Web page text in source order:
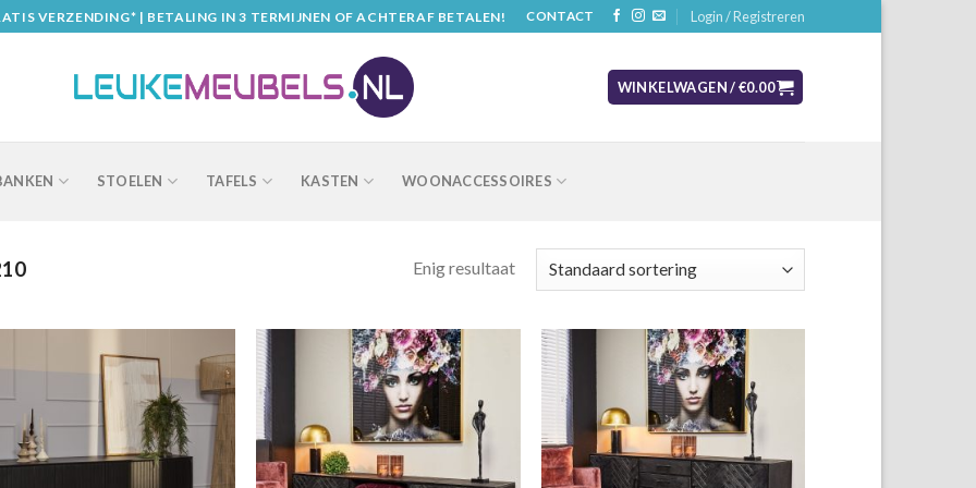
VERZENDING* | BETALING IN 3 TERMIJNEN OF ACHTERAF BETALEN! CONTACT Login / Registreren
WINKELWAGEN /€0.00
STOELEN TAFELS KASTEN WOONACCESSOIRES
Enig resultaat